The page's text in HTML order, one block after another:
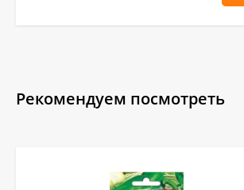
Рекомендуем посмотреть